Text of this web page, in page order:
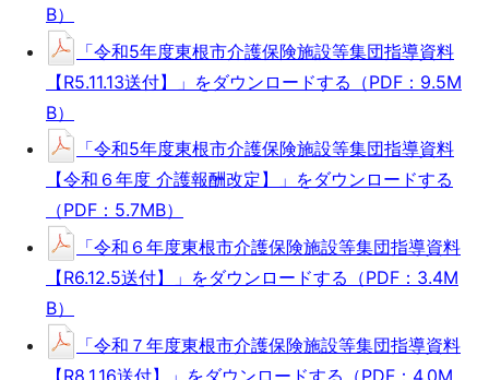
B）
「令和5年度東根市介護保険施設等集団指導資料
【R5.11.13送付】」をダウンロードする（PDF：9.5M
B）
「令和5年度東根市介護保険施設等集団指導資料
【令和６年度 介護報酬改定】」をダウンロードする
（PDF：5.7MB）
「令和６年度東根市介護保険施設等集団指導資料
【R6.12.5送付】」をダウンロードする（PDF：3.4M
B）
「令和７年度東根市介護保険施設等集団指導資料
【R8.1.16送付】」をダウンロードする（PDF：4.0M